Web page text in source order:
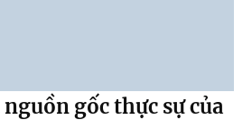
gốc thực sự của